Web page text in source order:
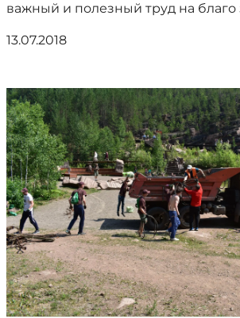
важный и полезный труд на благо
13.07.2018